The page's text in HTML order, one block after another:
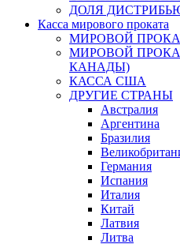
ДОЛЯ
Касса мирового проката
МИРОВОЙ
МИРОВОЙ
КАНАДЫ)
КАССА США
ДРУГИЕ СТРАНЫ
Австралия
Аргентина
Бразилия
Германия
Испания
Италия
Китай
Латвия
Литва